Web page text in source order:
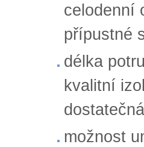
celodenní
přípustné
délka
kvalitní
možnost